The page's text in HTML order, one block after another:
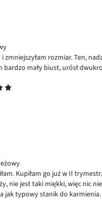
rozmiar. Ten,
bardzo mały biust, urósł
Kupiłam go już w II
nie jest taki miękki, więc nic
typowy stanik do karmienia.